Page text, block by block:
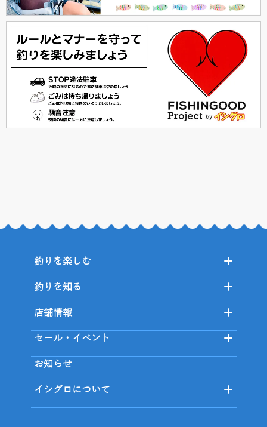
釣りを楽しむ
釣りを知る
店舗情報
セール・イベント
お知らせ
イシグロについて